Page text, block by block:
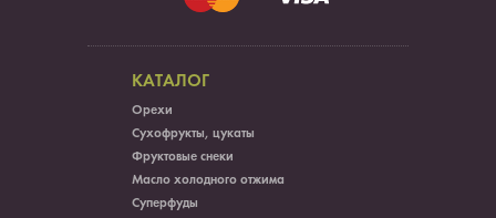
КАТАЛОГ
Орехи
Сухофрукты, цукаты
Фруктовые снеки
Масло холодного отжима
Суперфуды